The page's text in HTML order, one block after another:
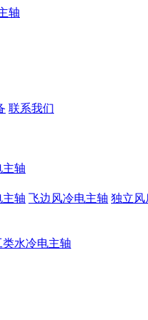
联系我们
主轴
主轴 飞边风冷电主轴 独立风
类水冷电主轴